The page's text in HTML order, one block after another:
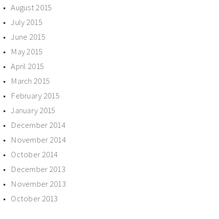
August 2015
July 2015
June 2015
May 2015
April 2015
March 2015
February 2015
January 2015
December 2014
November 2014
October 2014
December 2013
November 2013
October 2013